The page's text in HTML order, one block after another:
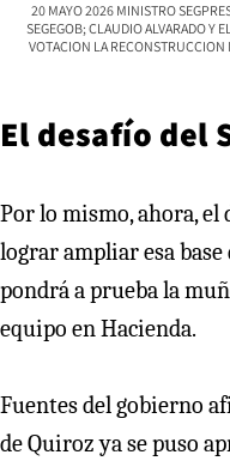
20 MAYO 2026 MINISTRO
SEGEGOB; CLAUDIO ALVARADO Y
VOTACION LA
El desafío del
Por lo mismo, ahora, el
lograr ampliar esa base
pondrá a prueba la
equipo en Hacienda.
Fuentes del gobierno
de Quiroz ya se puso